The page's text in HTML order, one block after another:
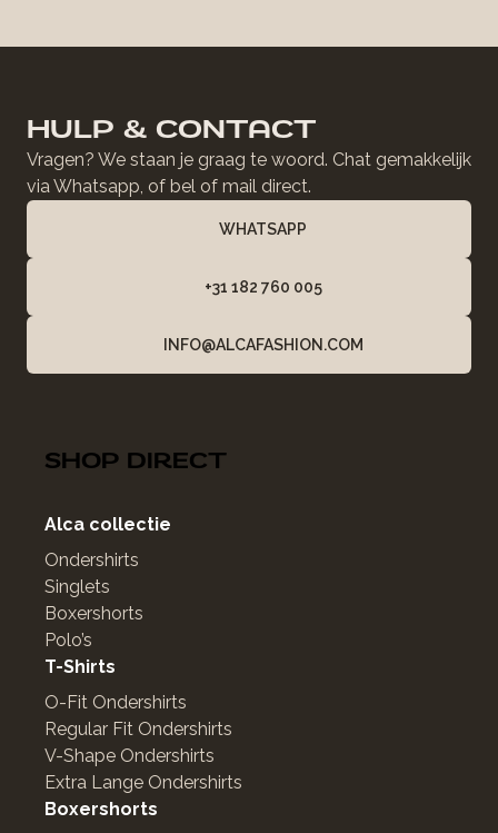
HULP & CONTACT
Vragen? We staan je graag te woord. Chat gemakkelijk
via Whatsapp, of bel of mail direct.
WHATSAPP
+31 182 760 005
INFO@ALCAFASHION.COM
SHOP DIRECT
Alca collectie
Ondershirts
Singlets
Boxershorts
Polo’s
T-Shirts
O-Fit Ondershirts
Regular Fit Ondershirts
V-Shape Ondershirts
Extra Lange Ondershirts
Boxershorts